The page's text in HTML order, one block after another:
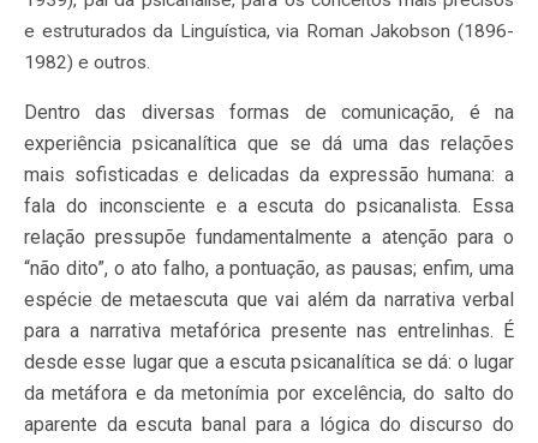
e estruturados da Linguística, via Roman Jakobson (1896-
1982) e outros.
Dentro das diversas formas de comunicação, é na
experiência psicanalítica que se dá uma das relações
mais sofisticadas e delicadas da expressão humana: a
fala do inconsciente e a escuta do psicanalista. Essa
relação pressupõe fundamentalmente a atenção para o
“não dito”, o ato falho, a pontuação, as pausas; enfim, uma
espécie de metaescuta que vai além da narrativa verbal
para a narrativa metafórica presente nas entrelinhas. É
desde esse lugar que a escuta psicanalítica se dá: o lugar
da metáfora e da metonímia por excelência, do salto do
aparente da escuta banal para a lógica do discurso do